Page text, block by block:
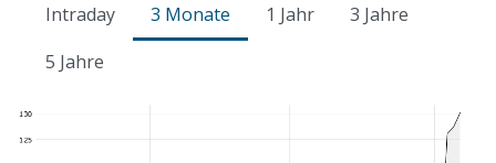
Intraday 3 Monate 1 Jahr
3 Jahre
5 Jahre